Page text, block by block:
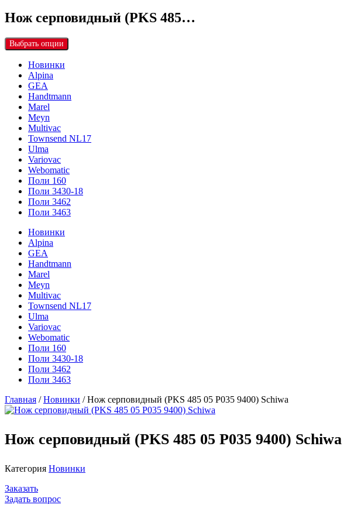
Нож серповидный (PKS 485…
Выбрать опции
Новинки
Alpina
GEA
Handtmann
Marel
Meyn
Multivac
Townsend NL17
Ulma
Variovac
Webomatic
Поли 160
Поли 3430-18
Поли 3462
Поли 3463
Новинки
Alpina
GEA
Handtmann
Marel
Meyn
Multivac
Townsend NL17
Ulma
Variovac
Webomatic
Поли 160
Поли 3430-18
Поли 3462
Поли 3463
Главная /Новинки / Нож серповидный (PKS 485 05 P035 9400) Schiwa
Нож серповидный (PKS 485 05 P035 9400) Schiwa
Категория Новинки
Заказать
Задать вопрос